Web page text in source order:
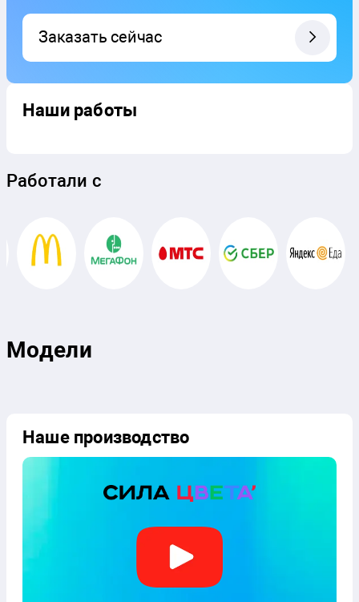
Заказать сейчас
Наши работы
Работали с
Модели
Наше производство